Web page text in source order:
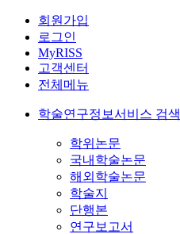
회원가입
로그인
MyRISS
고객센터
전체메뉴
학술연구정보서비스 검색
학위논문
국내학술논문
해외학술논문
학술지
단행본
연구보고서